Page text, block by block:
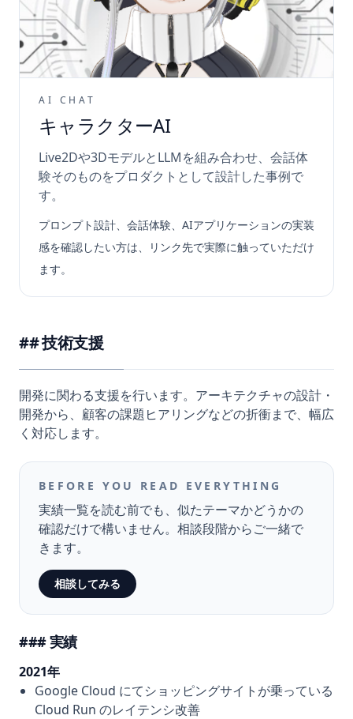
AI CHAT
キャラクターAI
Live2Dや3DモデルとLLMを組み合わせ、会話体
験そのものをプロダクトとして設計した事例で
す。
プロンプト設計、会話体験、AIアプリケーションの実装
感を確認したい方は、リンク先で実際に触っていただけ
ます。
技術支援
開発に関わる支援を行います。アーキテクチャの設計・
開発から、顧客の課題ヒアリングなどの折衝まで、幅広
く対応します。
BEFORE YOU READ EVERYTHING
実績一覧を読む前でも、似たテーマかどうかの
確認だけで構いません。相談段階からご一緒で
きます。
相談してみる
実績
2021年
Google Cloud にてショッピングサイトが乗っている
Cloud Run のレイテンシ改善